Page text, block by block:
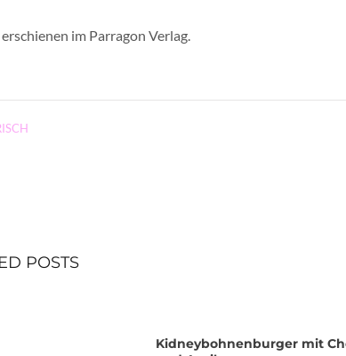
im Parragon Verlag.
POSTS
Kidneybohnenburger mit